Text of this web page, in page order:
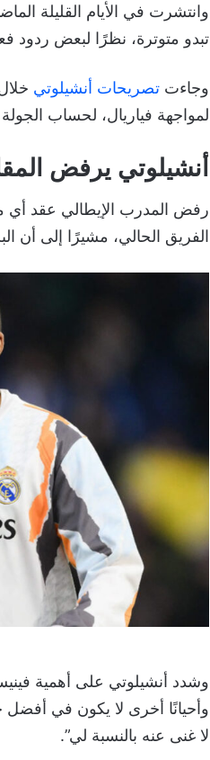
وانتشرت في الأيام القليلة
تبدو متوترة، نظرًا لبعض ردود
وجاءت تصريحات أنشيلوتي
لمواجهة فياريال، لحساب الجولة الـ 28 من الدوري الإسباني، يوم السبت 15
أنشيلوتي يرفض
رفض المدرب الإيطالي عقد أي
الفريق الحالي، مشيرًا إلى أن
وشدد أنشيلوتي على أهمية
وأحيانًا أخرى لا يكون في أفضل
لا غنى عنه بالنسبة لي”.